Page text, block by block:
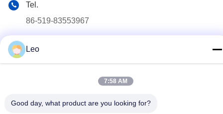
Tel.
86-519-83553967
Hoogtechnologisch industriepark zone Wujin, Changzhou,
Leo
7:58 AM
Good day, what product are you looking for?